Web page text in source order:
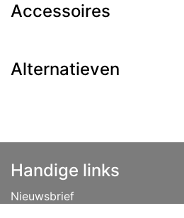
Accessoires
Alternatieven
Handige links
Nieuwsbrief